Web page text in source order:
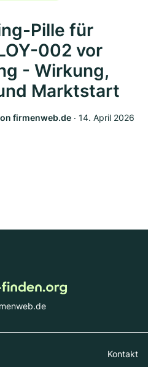
Pille für
002 vor
- Wirkung,
Marktstart
firmenweb.de ‧ 14. April 2026
Kontakt